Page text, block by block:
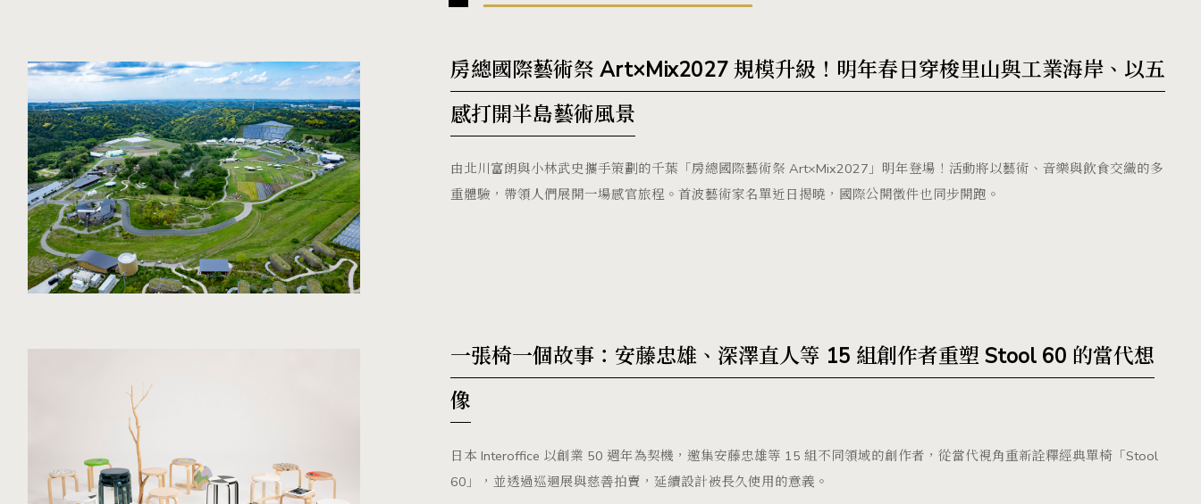
房總國際藝術祭 Art×Mix2027 規模升級！明年春日穿梭里山與工業海岸、以五
感打開半島藝術風景
由北川富朗與小林武史攜手策劃的千葉「房總國際藝術祭 Art×Mix2027」明年登場！活動將以藝術、音樂與飲食交織的多
重體驗，帶領人們展開一場感官旅程。首波藝術家名單近日揭曉，國際公開徵件也同步開跑。
一張椅一個故事：安藤忠雄、深澤直人等 15 組創作者重塑 Stool 60 的當代想
像
日本 Interoffice 以創業 50 週年為契機，邀集安藤忠雄等 15 組不同領域的創作者，從當代視角重新詮釋經典單椅「Stool
60」，並透過巡迴展與慈善拍賣，延續設計被長久使用的意義。